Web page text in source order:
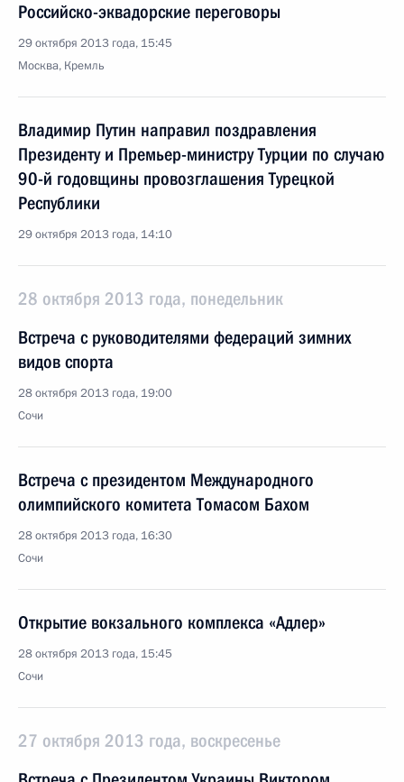
Российско-эквадорские переговоры
29 октября 2013 года, 15:45
Москва, Кремль
Владимир Путин направил поздравления
Президенту и Премьер-министру Турции по случаю
90-й годовщины провозглашения Турецкой
Республики
29 октября 2013 года, 14:10
28 октября 2013 года, понедельник
Встреча с руководителями федераций зимних
видов спорта
28 октября 2013 года, 19:00
Сочи
Встреча с президентом Международного
олимпийского комитета Томасом Бахом
28 октября 2013 года, 16:30
Сочи
Открытие вокзального комплекса «Адлер»
28 октября 2013 года, 15:45
Сочи
27 октября 2013 года, воскресенье